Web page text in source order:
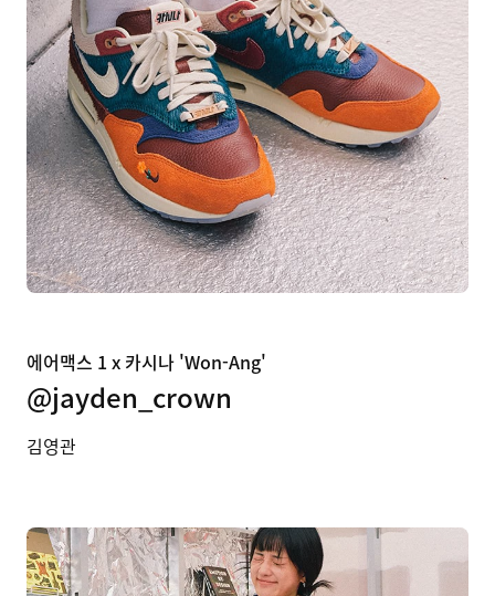
에어맥스 1 x 카시나 'Won-Ang'
@jayden_crown
김영관